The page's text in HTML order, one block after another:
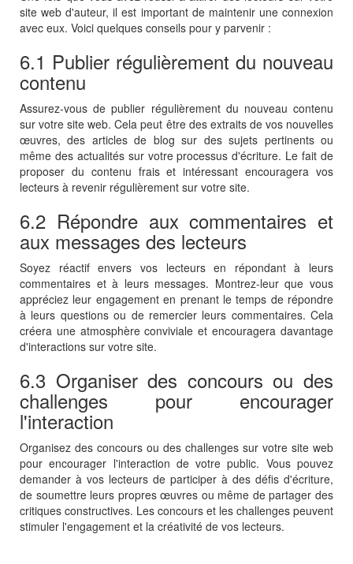
site web d'auteur, il est important de maintenir une connexion
avec eux. Voici quelques conseils pour y parvenir :
6.1 Publier régulièrement du nouveau
contenu
Assurez-vous de publier régulièrement du nouveau contenu
sur votre site web. Cela peut être des extraits de vos nouvelles
œuvres, des articles de blog sur des sujets pertinents ou
même des actualités sur votre processus d'écriture. Le fait de
proposer du contenu frais et intéressant encouragera vos
lecteurs à revenir régulièrement sur votre site.
6.2 Répondre aux commentaires et
aux messages des lecteurs
Soyez réactif envers vos lecteurs en répondant à leurs
commentaires et à leurs messages. Montrez-leur que vous
appréciez leur engagement en prenant le temps de répondre
à leurs questions ou de remercier leurs commentaires. Cela
créera une atmosphère conviviale et encouragera davantage
d'interactions sur votre site.
6.3 Organiser des concours ou des
challenges pour encourager
l'interaction
Organisez des concours ou des challenges sur votre site web
pour encourager l'interaction de votre public. Vous pouvez
demander à vos lecteurs de participer à des défis d'écriture,
de soumettre leurs propres œuvres ou même de partager des
critiques constructives. Les concours et les challenges peuvent
stimuler l'engagement et la créativité de vos lecteurs.